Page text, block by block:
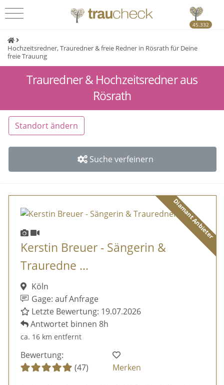
45.332
Hochzeitsredner, Trauredner & freie Redner in Rösrath für Deine
freie Trauung
Trauredner & Hochzeitsredner aus
Rösrath
Standort ändern
Suche verfeinern
Diamant Anbieter
Kerstin Breuer - Sängerin &
Trauredne ...
Köln
Gage: auf Anfrage
Letzte Bewertung: 19.07.2026
Antwortet binnen 8h
ca. 16 km entfernt
Bewertung:
(47)
Merken